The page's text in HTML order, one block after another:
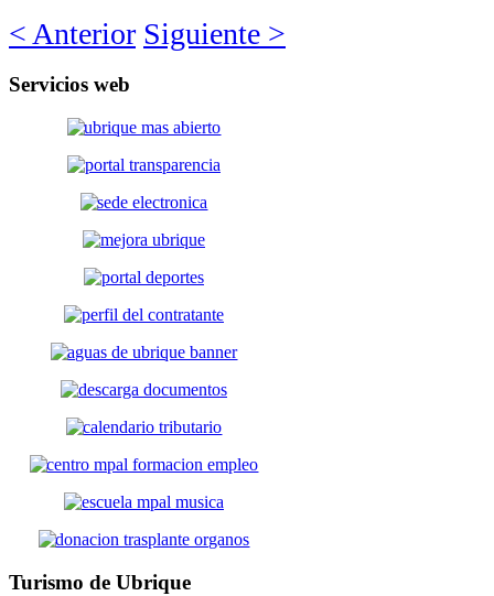
< Anterior Siguiente >
Servicios web
Turismo de Ubrique